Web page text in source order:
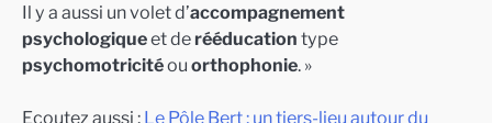
Il y a aussi un volet d’accompagnement
psychologiqueet de rééducation type
psychomotricitéou orthophonie. »
Ecoutez aussi : Le Pôle Bert : un tiers-lieu autour du